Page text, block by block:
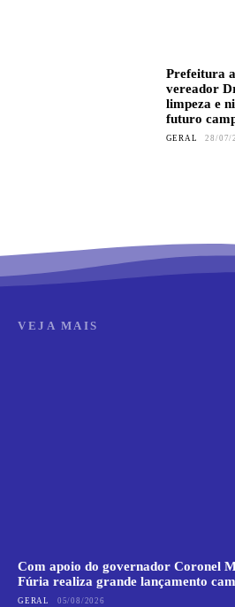
Prefeitura
vereador
limpeza e
futuro
GERAL 28/07/
VEJA MAIS
Com apoio do governador Coronel
Fúria realiza grande lançamento
GERAL 05/08/2026